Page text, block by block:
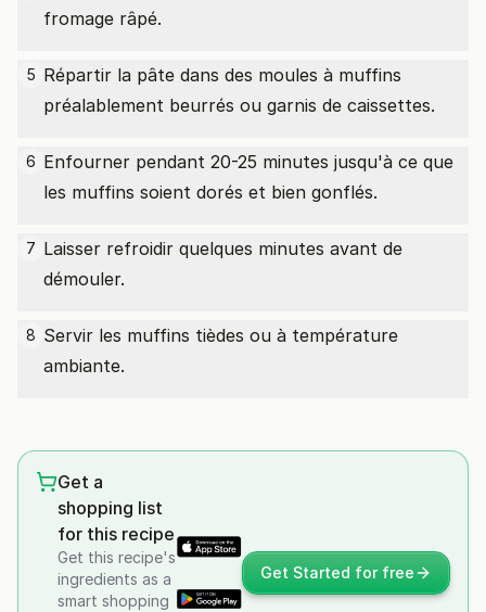
fromage râpé.
5 Répartir la pâte dans des moules à muffins
préalablement beurrés ou garnis de caissettes.
6 Enfourner pendant 20-25 minutes jusqu'à ce que
les muffins soient dorés et bien gonflés.
7 Laisser refroidir quelques minutes avant de
démouler.
8 Servir les muffins tièdes ou à température
ambiante.
Get a
shopping list
for this recipe
Get this recipe's
ingredients as a
smart shopping
Get Started for free